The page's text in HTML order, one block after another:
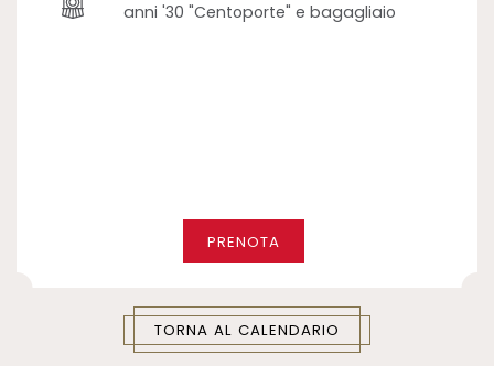
anni '30 "Centoporte" e bagagliaio
PRENOTA
TORNA AL CALENDARIO